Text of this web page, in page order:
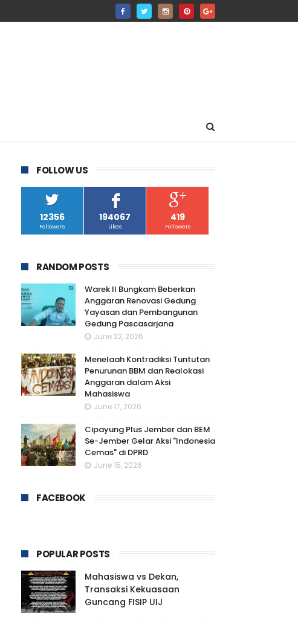
FOLLOW US
12356
Followers
194067
Likes
419
Followers
RANDOM POSTS
Warek II Bungkam Beberkan
Anggaran Renovasi Gedung
Yayasan dan Pembangunan
Gedung Pascasarjana
June 22, 2026
Menelaah Kontradiksi Tuntutan
Penurunan BBM dan Realokasi
Anggaran dalam Aksi
Mahasiswa
June 17, 2026
Cipayung Plus Jember dan BEM
Se-Jember Gelar Aksi "Indonesia
Cemas" di DPRD
June 15, 2026
FACEBOOK
POPULAR POSTS
Mahasiswa vs Dekan,
Transaksi Kekuasaan
Guncang FISIP UIJ